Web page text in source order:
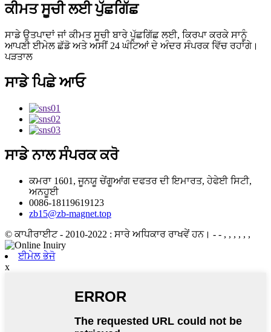
ਕੀਮਤ ਸੂਚੀ ਲਈ ਪੁੱਛਗਿੱਛ
ਸਾਡੇ ਉਤਪਾਦਾਂ ਜਾਂ ਕੀਮਤ ਸੂਚੀ ਬਾਰੇ ਪੁੱਛਗਿੱਛ ਲਈ, ਕਿਰਪਾ ਕਰਕੇ ਸਾਨੂੰ
ਆਪਣੀ ਈਮੇਲ ਛੱਡੋ ਅਤੇ ਅਸੀਂ 24 ਘੰਟਿਆਂ ਦੇ ਅੰਦਰ ਸੰਪਰਕ ਵਿੱਚ ਰਹਾਂਗੇ।
ਪੜਤਾਲ
ਸਾਡੇ ਪਿਛੇ ਆਓ
ਸਾਡੇ ਨਾਲ ਸੰਪਰਕ ਕਰੋ
ਕਮਰਾ 1601, ਜੂਨਯੂ ਚੇਂਗੂਆਂਗ ਦਫਤਰ ਦੀ ਇਮਾਰਤ, ਹੇਫੇਈ ਸਿਟੀ,
ਅਨਹੂਈ
0086-18119619123
zb15@zb-magnet.top
© ਕਾਪੀਰਾਈਟ - 2010-2022 : ਸਾਰੇ ਅਧਿਕਾਰ ਰਾਖਵੇਂ ਹਨ। - - , , , , , ,
ਈਮੇਲ ਭੇਜੋ
x